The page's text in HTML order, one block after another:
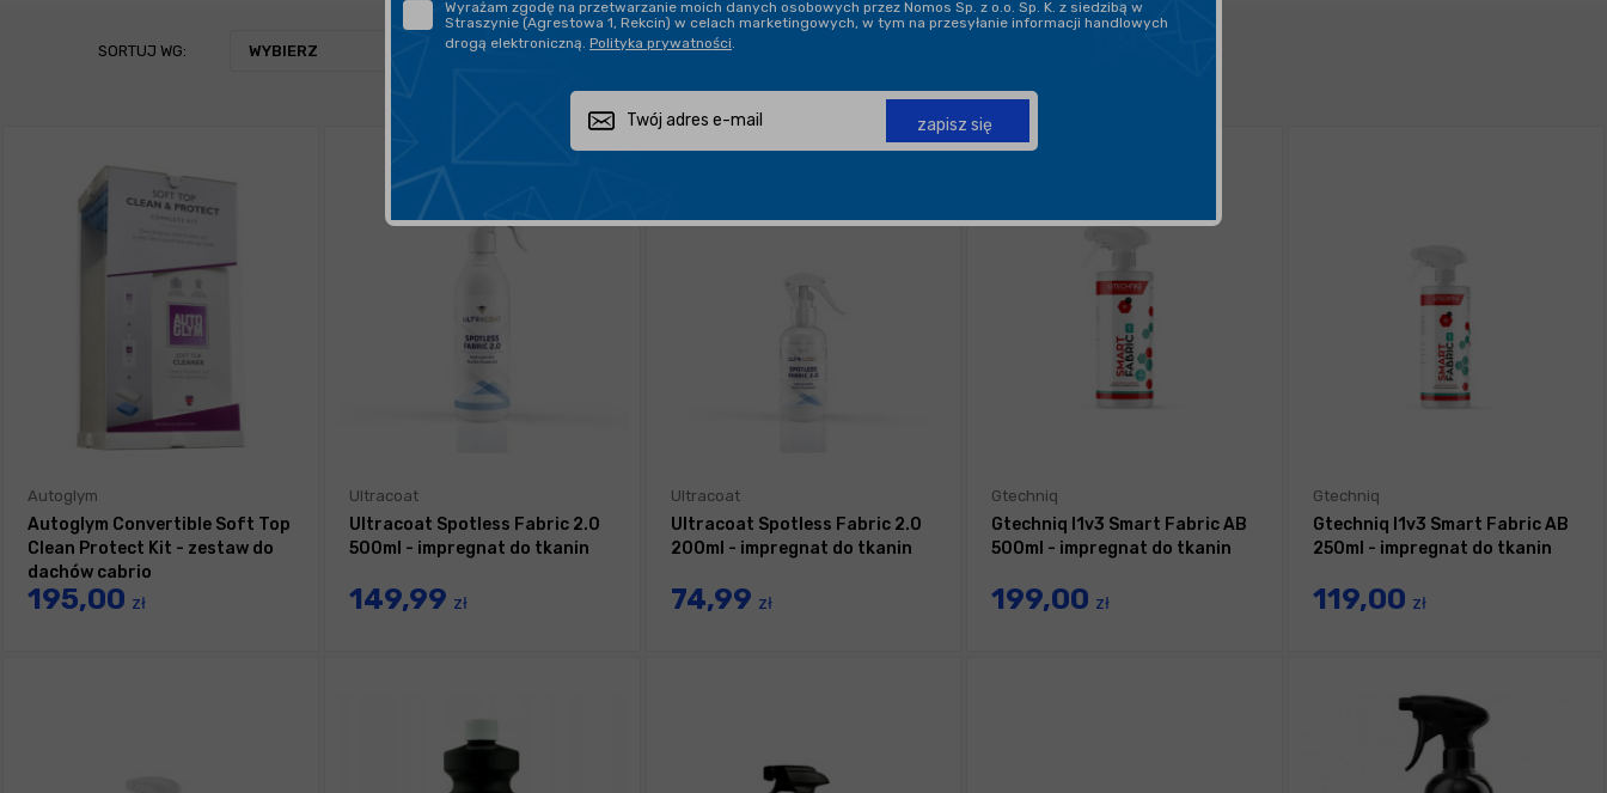
SORTUJ WG: WYBIERZ POKAŻ PO: 21
Autoglym
Autoglym Convertible Soft Top
Clean Protect Kit - zestaw do
dachów cabrio
195,00 zł
Ultracoat
Ultracoat Spotless Fabric 2.0
500ml - impregnat do tkanin
149,99 zł
Ultracoat
Ultracoat Spotless Fabric 2.0
200ml - impregnat do tkanin
74,99 zł
Gtechniq
Gtechniq I1v3 Smart Fabric AB
500ml - impregnat do tkanin
199,00 zł
Gtechniq
Gtechniq I1v3 Smart Fabric AB
250ml - impregnat do tkanin
119,00 zł
Wyrażam zgodę na przetwarzanie moich danych osobowych przez Nomos Sp. z o.o. Sp. K. z siedzibą w
Straszynie (Agrestowa 1, Rekcin) w celach marketingowych, w tym na przesyłanie informacji handlowych
drogą elektroniczną. Polityka prywatności
zapisz się